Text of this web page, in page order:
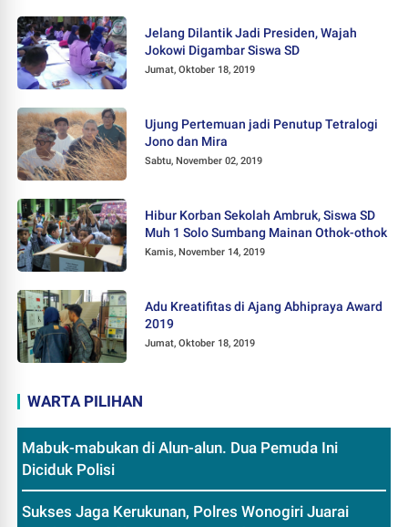
Jelang Dilantik Jadi Presiden, Wajah
Jokowi Digambar Siswa SD
Jumat, Oktober 18, 2019
Ujung Pertemuan jadi Penutup Tetralogi
Jono dan Mira
Sabtu, November 02, 2019
Hibur Korban Sekolah Ambruk, Siswa SD
Muh 1 Solo Sumbang Mainan Othok-othok
Kamis, November 14, 2019
Adu Kreatifitas di Ajang Abhipraya Award
2019
Jumat, Oktober 18, 2019
WARTA PILIHAN
Mabuk-mabukan di Alun-alun. Dua Pemuda Ini
Diciduk Polisi
Sukses Jaga Kerukunan, Polres Wonogiri Juarai